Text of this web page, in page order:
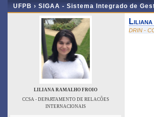
UFPB › SIGAA - Sistema Integrado de
LILIANA RAMALHO FROIO
CCSA - DEPARTAMENTO DE RELACÕES
INTERNACIONAIS
DRIN -